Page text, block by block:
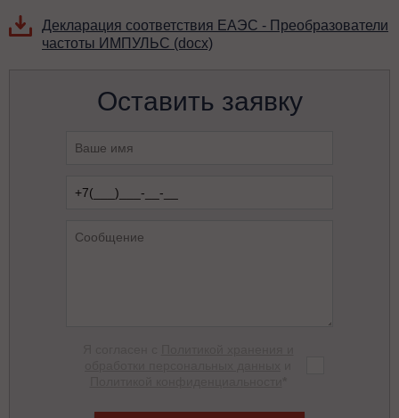
Декларация соответствия ЕАЭС - Преобразователи
частоты ИМПУЛЬС (docx)
Оставить заявку